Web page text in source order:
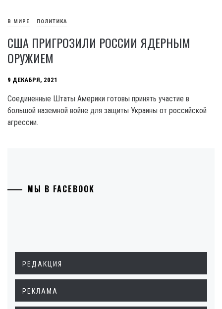
В МИРЕ ПОЛИТИКА
США ПРИГРОЗИЛИ РОССИИ ЯДЕРНЫМ
ОРУЖИЕМ
9 ДЕКАБРЯ, 2021
Соединенные Штаты Америки готовы принять участие в
большой наземной войне для защиты Украины от российской
агрессии.
МЫ В FACEBOOK
РЕДАКЦИЯ
РЕКЛАМА